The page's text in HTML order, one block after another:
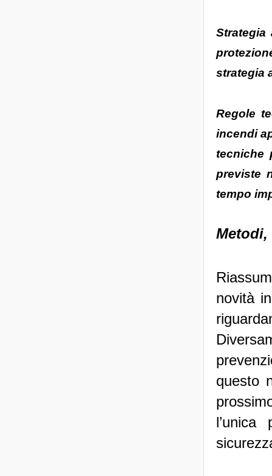
Strategia
strategia
Regole
incendi
tecniche
previste
tempo
novità
questo